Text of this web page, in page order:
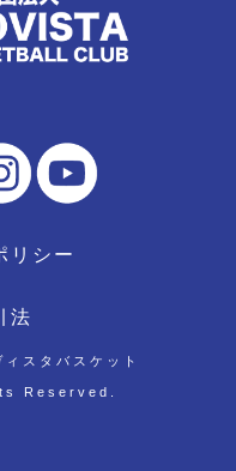
リシー
法
スタバスケット
Reserved.